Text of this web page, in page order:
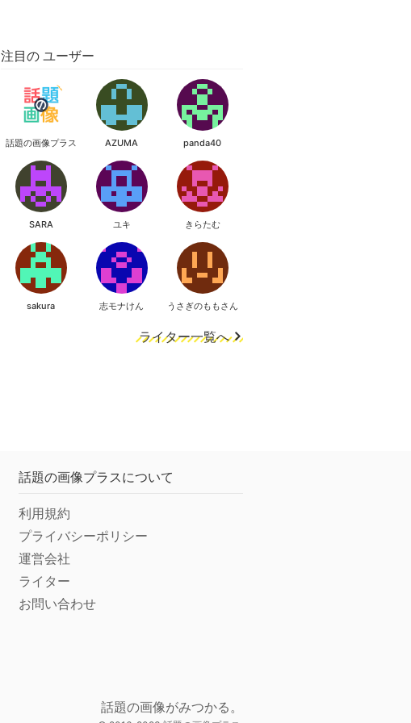
注目の ユーザー
話題の画像プラス AZUMA panda40
SARA ユキ きらたむ
sakura 志モナけん うさぎのももさん
ライター一覧へ
話題の画像プラスについて
利用規約
プライバシーポリシー
運営会社
ライター
お問い合わせ
話題の画像がみつかる。